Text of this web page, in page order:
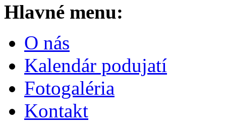
Hlavné menu:
O nás
Kalendár podujatí
Fotogaléria
Kontakt